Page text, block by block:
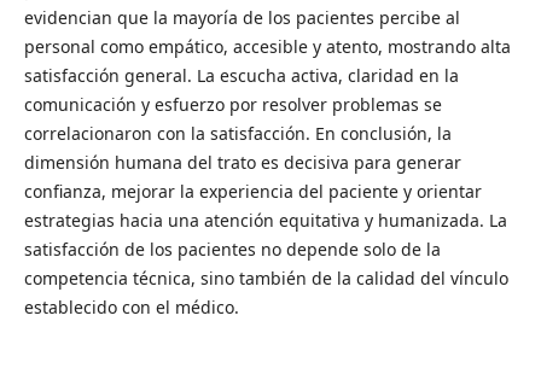
evidencian que la mayoría de los pacientes percibe al
personal como empático, accesible y atento, mostrando alta
satisfacción general. La escucha activa, claridad en la
comunicación y esfuerzo por resolver problemas se
correlacionaron con la satisfacción. En conclusión, la
dimensión humana del trato es decisiva para generar
confianza, mejorar la experiencia del paciente y orientar
estrategias hacia una atención equitativa y humanizada. La
satisfacción de los pacientes no depende solo de la
competencia técnica, sino también de la calidad del vínculo
establecido con el médico.